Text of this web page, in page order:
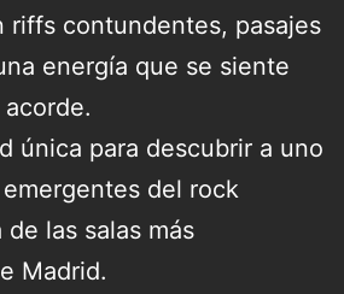
riffs contundentes, pasajes
energía que se siente
única para descubrir a uno
del rock
las salas más
Madrid.